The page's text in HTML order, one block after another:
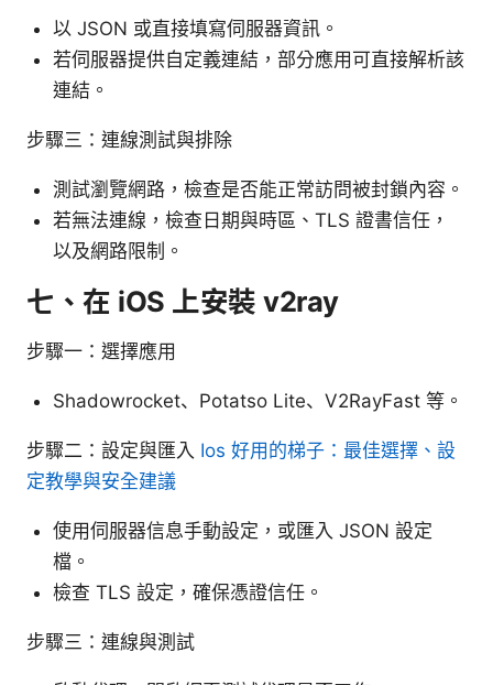
以 JSON 或直接填寫伺服器資訊。
若伺服器提供自定義連結，部分應用可直接解析該
連結。
步驟三：連線測試與排除
測試瀏覽網路，檢查是否能正常訪問被封鎖內容。
若無法連線，檢查日期與時區、TLS 證書信任，
以及網路限制。
七、在 iOS 上安裝 v2ray
步驟一：選擇應用
Shadowrocket、Potatso Lite、V2RayFast 等。
步驟二：設定與匯入 Ios 好用的梯子：最佳選擇、設
定教學與安全建議
使用伺服器信息手動設定，或匯入 JSON 設定
檔。
檢查 TLS 設定，確保憑證信任。
步驟三：連線與測試